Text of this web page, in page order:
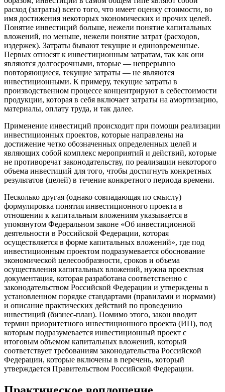
расход (затраты) всего того, что имеет оценку стоимости, во
имя достижения некоторых экономических и прочих целей.
Понятие инвестиций больше, нежели понятие капитальных
вложений, но меньше, нежели понятие затрат (расходов,
издержек). Затраты бывают текущие и единовременные.
Первых относят к инвестиционным затратам, так как они
являются долгосрочными, вторые — непрерывно
повторяющиеся, текущие затраты — не являются
инвестиционными. К примеру, текущие затраты в
производственном процессе концентрируют в себестоимости
продукции, которая в себя включает затраты на амортизацию,
материалы, оплату труда, и так далее.
Применение инвестиций происходит при помощи реализации
инвестиционных проектов, которые направлены на
достижение четко обозначенных определенных целей и
являющих собой комплекс мероприятий и действий, которые
не противоречат законодательству, по реализации некоторого
объема инвестиций для того, чтобы достигнуть конкретных
результатов (целей) в течение конкретного периода времени.
Несколько другая (однако совпадающая по смыслу)
формулировка понятия инвестиционного проекта в
отношении к капитальным вложениям указывается в
упомянутом Федеральном законе «Об инвестиционной
деятельности в Российской Федерации, которая
осуществляется в форме капитальных вложений», где под
инвестиционным проектом подразумевается обоснование
экономической целесообразности, сроков и объема
осуществления капитальных вложений, нужна проектная
документация, которая разработана соответственно с
законодательством Российской Федерации и утверждены в
установленном порядке стандартами (правилами и нормами)
и описание практических действий по проведению
инвестиций (бизнес-план). Помимо этого, закон вводит
термин приоритетного инвестиционного проекта (ИП), под
которым подразумевается инвестиционный проект с
итоговым объемом капитальных вложений, который
соответствует требованиям законодательства Российской
Федерации, которые включены в перечень, который
утверждается Правительством Российской Федерации.